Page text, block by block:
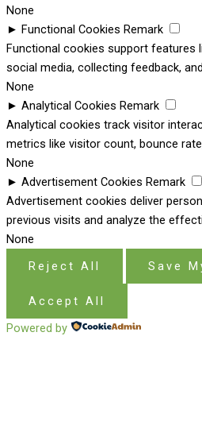
None
► Functional Cookies Remark
Functional cookies support features
social media, collecting feedback,
None
► Analytical Cookies Remark
Analytical cookies track visitor
metrics like visitor count, bounce
None
► Advertisement Cookies Remark
Advertisement cookies deliver
previous visits and analyze the
None
Reject All
Save
Accept All
Powered by